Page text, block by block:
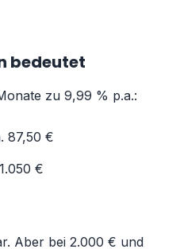
bedeutet
zu 9,99 % p.a.:
87,50 €
€
Aber bei 2.000 € und